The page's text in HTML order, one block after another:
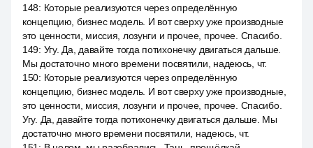
148: Которые реализуются через определённую
концепцию, бизнес модель. И вот сверху уже производные
это ценности, миссия, лозунги и прочее, прочее. Спасибо.
149: Угу. Да, давайте тогда потихонечку двигаться дальше.
Мы достаточно много времени посвятили, надеюсь, чт.
150: Которые реализуются через определённую
концепцию, бизнес модель. И вот сверху уже производные,
это ценности, миссия, лозунги и прочее, прочее. Спасибо.
Угу. Да, давайте тогда потихонечку двигаться дальше. Мы
достаточно много времени посвятили, надеюсь, чт.